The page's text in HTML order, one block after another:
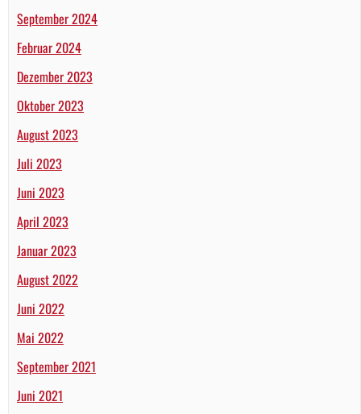
September 2024
Februar 2024
Dezember 2023
Oktober 2023
August 2023
Juli 2023
Juni 2023
April 2023
Januar 2023
August 2022
Juni 2022
Mai 2022
September 2021
Juni 2021